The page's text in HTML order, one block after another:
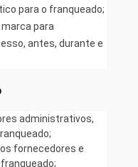
para o franqueado;
para
antes, durante e
administrativos,
fornecedores e